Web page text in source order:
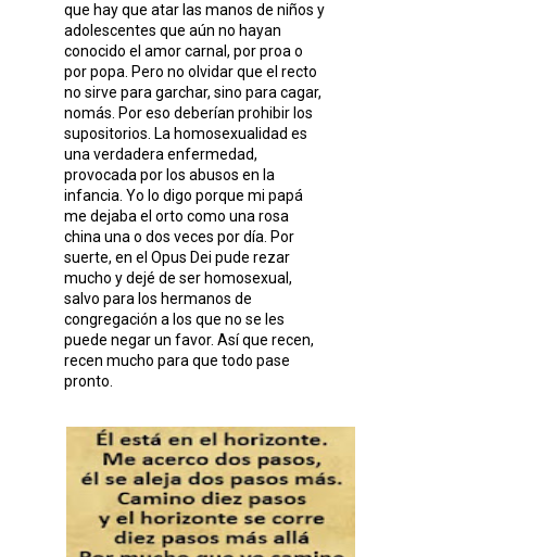
que hay que atar las manos de niños y
adolescentes que aún no hayan
conocido el amor carnal, por proa o
por popa. Pero no olvidar que el recto
no sirve para garchar, sino para cagar,
nomás. Por eso deberían prohibir los
supositorios. La homosexualidad es
una verdadera enfermedad,
provocada por los abusos en la
infancia. Yo lo digo porque mi papá
me dejaba el orto como una rosa
china una o dos veces por día. Por
suerte, en el Opus Dei pude rezar
mucho y dejé de ser homosexual,
salvo para los hermanos de
congregación a los que no se les
puede negar un favor. Así que recen,
recen mucho para que todo pase
pronto.